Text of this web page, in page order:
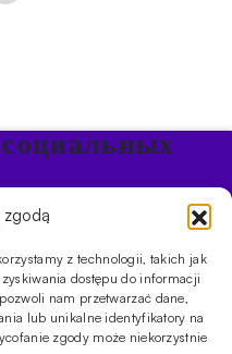
z technologii, takich jak
dostępu do informacji
nam przetwarzać dane,
lub unikalne identyfikatory na
zgody może niekorzystnie
Кальяне
безникотиновые